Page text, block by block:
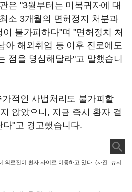
은 "3월부터는 미복귀자에 대
소 3개월의 면허정지 처분과
불가피하다"며 "면허정치 처
아 해외취업 등 이후 진로에도
점을 명심해달라"고 말했습니
적인 사법처리도 불가피할
않았으니, 지금 즉시 환자 곁
"고 경고했습니다.
의료진이 환자 사이로 이동하고 있다. (사진=뉴시